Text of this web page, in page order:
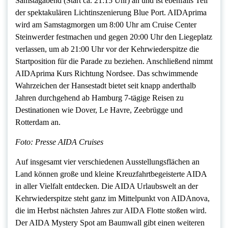
der spektakulären Lichtinszenierung Blue Port. AIDAprima
wird am Samstagmorgen um 8:00 Uhr am Cruise Center
Steinwerder festmachen und gegen 20:00 Uhr den Liegeplatz
verlassen, um ab 21:00 Uhr vor der Kehrwiederspitze die
Startposition für die Parade zu beziehen. Anschließend nimmt
AIDAprima Kurs Richtung Nordsee. Das schwimmende
Wahrzeichen der Hansestadt bietet seit knapp anderthalb
Jahren durchgehend ab Hamburg 7-tägige Reisen zu
Destinationen wie Dover, Le Havre, Zeebrügge und
Rotterdam an.
Foto: Presse AIDA Cruises
Auf insgesamt vier verschiedenen Ausstellungsflächen an
Land können große und kleine Kreuzfahrtbegeisterte AIDA
in aller Vielfalt entdecken. Die AIDA Urlaubswelt an der
Kehrwiederspitze steht ganz im Mittelpunkt von AIDAnova,
die im Herbst nächsten Jahres zur AIDA Flotte stoßen wird.
Der AIDA Mystery Spot am Baumwall gibt einen weiteren